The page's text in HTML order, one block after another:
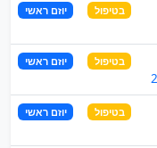
בטיפול יוזם ראשי
בטיפול יוזם ראשי
בטיפול יוזם ראשי